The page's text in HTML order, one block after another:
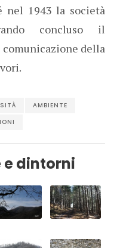
nel 1943 la società
concluso il
comunicazione della
AMBIENTE
e dintorni